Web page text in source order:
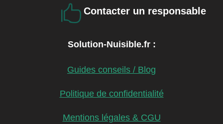
 Contacter un responsable
Solution-Nuisible.fr :
Guides conseils / Blog
Politique de confidentialité
Mentions légales & CGU